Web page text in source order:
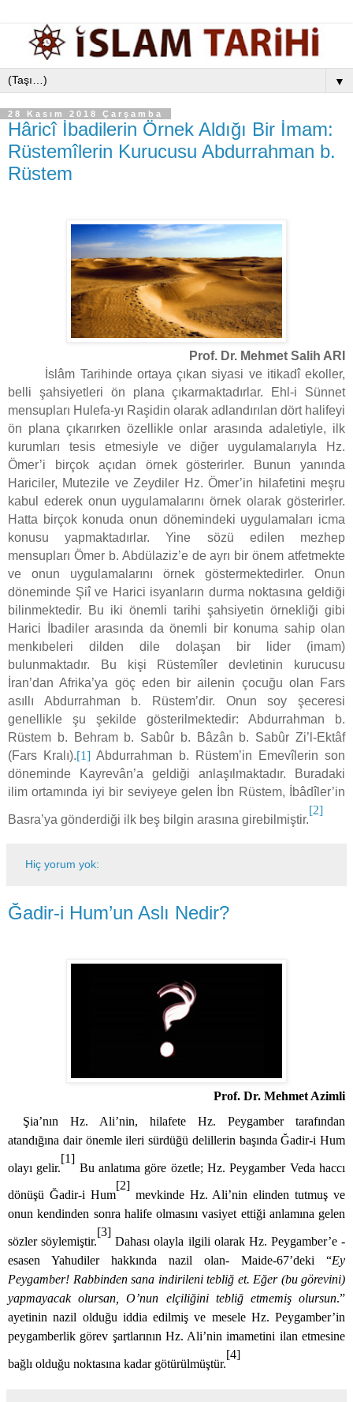
▼
28 Kasım 2018 Çarşamba
Hâricî İbadilerin Örnek Aldığı Bir İmam:
Rüstemîlerin Kurucusu Abdurrahman b.
Rüstem
Prof. Dr. Mehmet Salih ARI
İslâm Tarihinde ortaya çıkan siyasi ve itikadî ekoller,
belli şahsiyetleri ön plana çıkarmaktadırlar. Ehl-i Sünnet
mensupları Hulefa-yı Raşidin olarak adlandırılan dört halifeyi
ön plana çıkarırken özellikle onlar arasında adaletiyle, ilk
kurumları tesis etmesiyle ve diğer uygulamalarıyla Hz.
Ömer’i birçok açıdan örnek gösterirler. Bunun yanında
Hariciler, Mutezile ve Zeydiler Hz. Ömer’in hilafetini meşru
kabul ederek onun uygulamalarını örnek olarak gösterirler.
Hatta birçok konuda onun dönemindeki uygulamaları icma
konusu yapmaktadırlar. Yine sözü edilen mezhep
mensupları Ömer b. Abdülaziz’e de ayrı bir önem atfetmekte
ve onun uygulamalarını örnek göstermektedirler. Onun
döneminde Şiî ve Harici isyanların durma noktasına geldiği
bilinmektedir. Bu iki önemli tarihi şahsiyetin örnekliği gibi
Harici İbadiler arasında da önemli bir konuma sahip olan
menkıbeleri dilden dile dolaşan bir lider (imam)
bulunmaktadır. Bu kişi Rüstemîler devletinin kurucusu
İran’dan Afrika’ya göç eden bir ailenin çocuğu olan Fars
asıllı Abdurrahman b. Rüstem’dir. Onun soy şeceresi
genellikle şu şekilde gösterilmektedir: Abdurrahman b.
Rüstem b. Behram b. Sabûr b. Bâzân b. Sabûr Zi’l-Ektâf
(Fars Kralı).[1] Abdurrahman b. Rüstem’in Emevîlerin son
döneminde Kayrevân’a geldiği anlaşılmaktadır. Buradaki
ilim ortamında iyi bir seviyeye gelen İbn Rüstem, İbâdîler’in
Basra’ya gönderdiği ilk beş bilgin arasına girebilmiştir.
[2]
Hiç yorum yok:
Ğadir-i Hum’un Aslı Nedir?
Prof. Dr. Mehmet Azimli
Şia’nın Hz. Ali’nin, hilafete Hz. Peygamber tarafından
atandığına dair önemle ileri sürdüğü delillerin başındaĞadir-i Hum
olayı gelir.
[1]
Bu anlatıma göre özetle; Hz. Peygamber Veda haccı
dönüşü Ğadir-i Hum
[2]
mevkinde Hz. Ali’nin elinden tutmuş ve
onun kendinden sonra halife olmasını vasiyet ettiği anlamına gelen
sözler söylemiştir.
[3]
Dahası olayla ilgili olarak Hz. Peygamber’e -
esasen Yahudiler hakkında nazil olan- Maide-67’deki “Ey
Peygamber! Rabbinden sana indirileni tebliğ et. Eğer (bu görevini)
yapmayacak olursan, O’nun elçiliğini tebliğ etmemiş olursun.”
ayetinin nazil olduğu iddia edilmiş ve mesele Hz. Peygamber’in
peygamberlik görev şartlarının Hz. Ali’ninimametini ilan etmesine
bağlı olduğu noktasına kadar götürülmüştür.
[4]